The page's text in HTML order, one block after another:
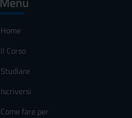
Home
Il Corso
Studiare
Iscriversi
Come fare per